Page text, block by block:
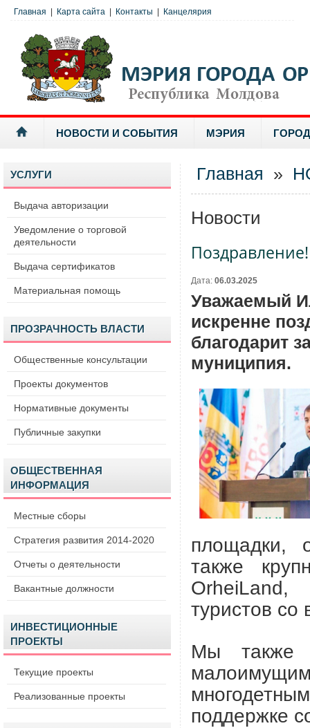
Главная Карта сайта Контакты Канцелярия
НОВОСТИ И СОБЫТИЯ МЭРИЯ
УСЛУГИ
Выдача авторизации
Уведомление о торговой
деятельности
Выдача сертификатов
Материальная помощь
ПРОЗРАЧНОСТЬ ВЛАСТИ
Общественные консультации
Проекты документов
Нормативные документы
Публичные закупки
ОБЩЕСТВЕННАЯ
ИНФОРМАЦИЯ
Местные сборы
Стратегия развития 2014-2020
Отчеты о деятельности
Вакантные должности
ИНВЕСТИЦИОННЫЕ
ПРОЕКТЫ
Текущие проекты
Реализованные проекты
Главная »
Новости
Поздравление!
Дата: 06.03.2025
Уважаемый
искренне
благодарит
муниципия.
площадки,
также
туристов со
Мы также
поддержке